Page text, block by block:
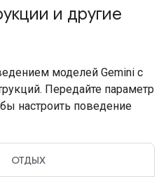
и другие
моделей Gemini с
Передайте параметр
настроить поведение
ОТДЫХ